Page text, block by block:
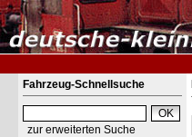
Fahrzeug-Schnellsuche
zur erweiterten Suche